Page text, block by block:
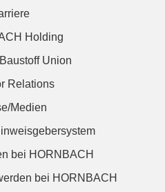
Holding
Union
Relations
Medien
bei HORNBACH
bei HORNBACH